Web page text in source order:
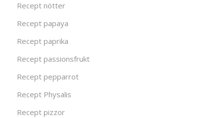
Recept nötter
Recept papaya
Recept paprika
Recept passionsfrukt
Recept pepparrot
Recept Physalis
Recept pizzor